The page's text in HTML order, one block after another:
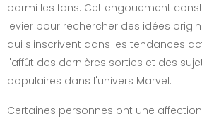
parmi les fans. Cet engouement
levier pour rechercher des idées
qui s'inscrivent dans les tendances
l'affût des dernières sorties et des
populaires dans l'univers Marvel.
Certaines personnes ont une